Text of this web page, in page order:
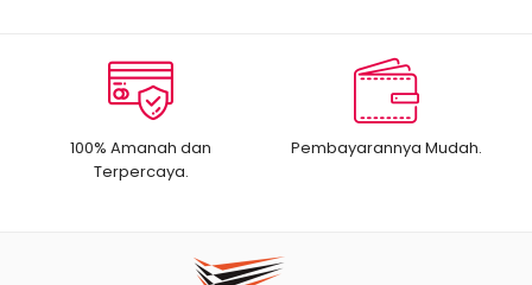
100% Amanah dan
Terpercaya.
Pembayarannya Mudah.